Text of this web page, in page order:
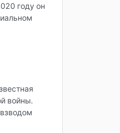
году он
войны.